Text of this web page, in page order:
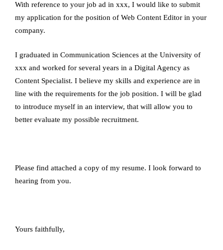
With reference to your job ad in xxx, I would like to submit
my application for the position of Web Content Editor in your
company.
I graduated in Communication Sciences at the University of
xxx and worked for several years in a Digital Agency as
Content Specialist. I believe my skills and experience are in
line with the requirements for the job position. I will be glad
to introduce myself in an interview, that will allow you to
better evaluate my possible recruitment.
Please find attached a copy of my resume. I look forward to
hearing from you.
Yours faithfully,